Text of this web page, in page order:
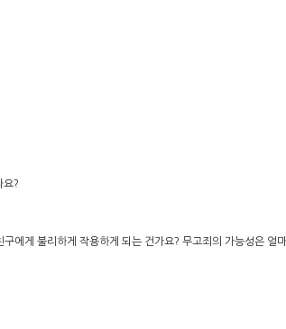
요?
에게 불리하게 작용하게 되는 건가요? 무고죄의 가능성은 얼